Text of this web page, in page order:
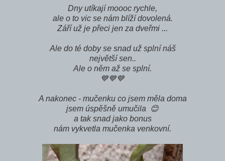
Dny utíkají moooc rychle,
ale o to vic se nám blíží dovolená.
Září už je přeci jen za dveřmi ...
Ale do té doby se snad už splní náš
největší sen..
Ale o něm až se splní.
💙💙💙
A nakonec - mučenku co jsem měla doma
jsem úspěšně umučila 😊
a tak snad jako bonus
nám vykvetla mučenka venkovní.